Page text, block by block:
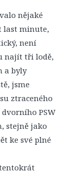
nějaké
last minute,
není
najít tři lodě,
a byly
jsme
ztraceného
PSW
stejně jako
ke své plné